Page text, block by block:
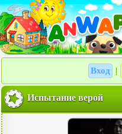
Вход
Испытание верой